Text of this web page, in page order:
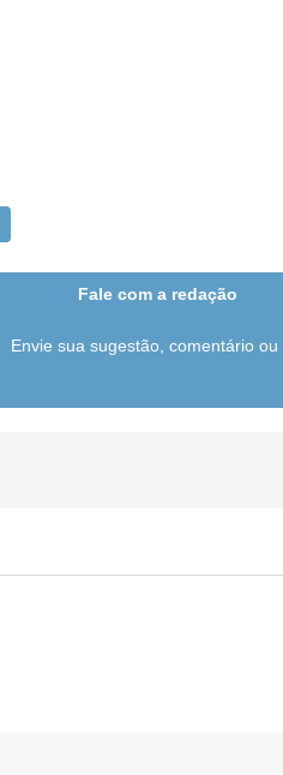
Fale com a redação
Envie sua sugestão, comentário